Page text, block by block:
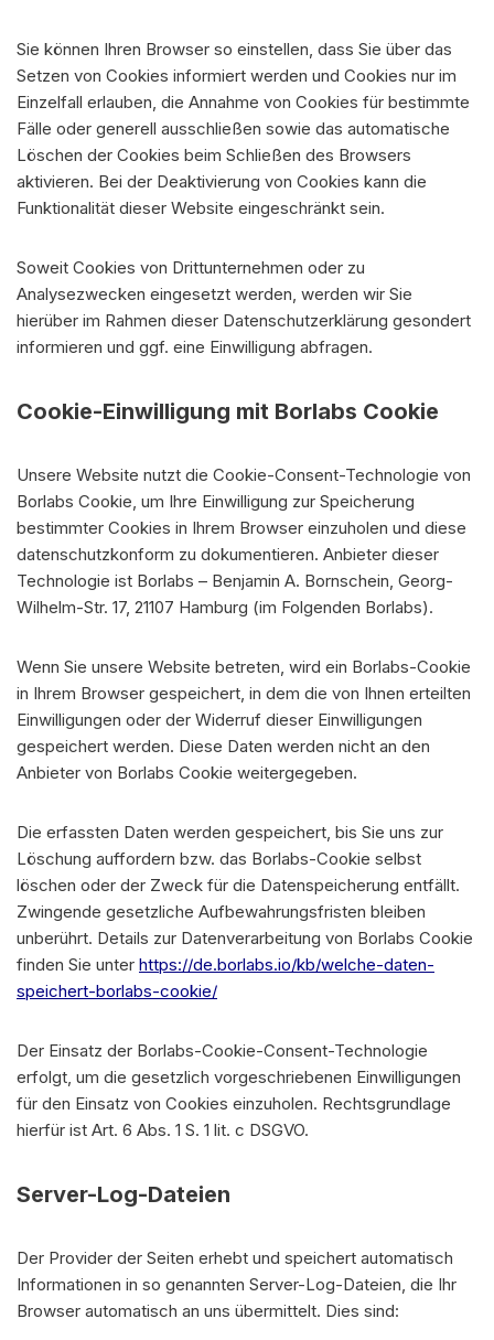
Sie können Ihren Browser so einstellen, dass Sie über das
Setzen von Cookies informiert werden und Cookies nur im
Einzelfall erlauben, die Annahme von Cookies für bestimmte
Fälle oder generell ausschließen sowie das automatische
Löschen der Cookies beim Schließen des Browsers
aktivieren. Bei der Deaktivierung von Cookies kann die
Funktionalität dieser Website eingeschränkt sein.
Soweit Cookies von Drittunternehmen oder zu
Analysezwecken eingesetzt werden, werden wir Sie
hierüber im Rahmen dieser Datenschutzerklärung gesondert
informieren und ggf. eine Einwilligung abfragen.
Cookie-Einwilligung mit Borlabs Cookie
Unsere Website nutzt die Cookie-Consent-Technologie von
Borlabs Cookie, um Ihre Einwilligung zur Speicherung
bestimmter Cookies in Ihrem Browser einzuholen und diese
datenschutzkonform zu dokumentieren. Anbieter dieser
Technologie ist Borlabs – Benjamin A. Bornschein, Georg-
Wilhelm-Str. 17, 21107 Hamburg (im Folgenden Borlabs).
Wenn Sie unsere Website betreten, wird ein Borlabs-Cookie
in Ihrem Browser gespeichert, in dem die von Ihnen erteilten
Einwilligungen oder der Widerruf dieser Einwilligungen
gespeichert werden. Diese Daten werden nicht an den
Anbieter von Borlabs Cookie weitergegeben.
Die erfassten Daten werden gespeichert, bis Sie uns zur
Löschung auffordern bzw. das Borlabs-Cookie selbst
löschen oder der Zweck für die Datenspeicherung entfällt.
Zwingende gesetzliche Aufbewahrungsfristen bleiben
unberührt. Details zur Datenverarbeitung von Borlabs Cookie
finden Sie unter https://de.borlabs.io/kb/welche-daten-
speichert-borlabs-cookie/
Der Einsatz der Borlabs-Cookie-Consent-Technologie
erfolgt, um die gesetzlich vorgeschriebenen Einwilligungen
für den Einsatz von Cookies einzuholen. Rechtsgrundlage
hierfür ist Art. 6 Abs. 1 S. 1 lit. c DSGVO.
Server-Log-Dateien
Der Provider der Seiten erhebt und speichert automatisch
Informationen in so genannten Server-Log-Dateien, die Ihr
Browser automatisch an uns übermittelt. Dies sind: